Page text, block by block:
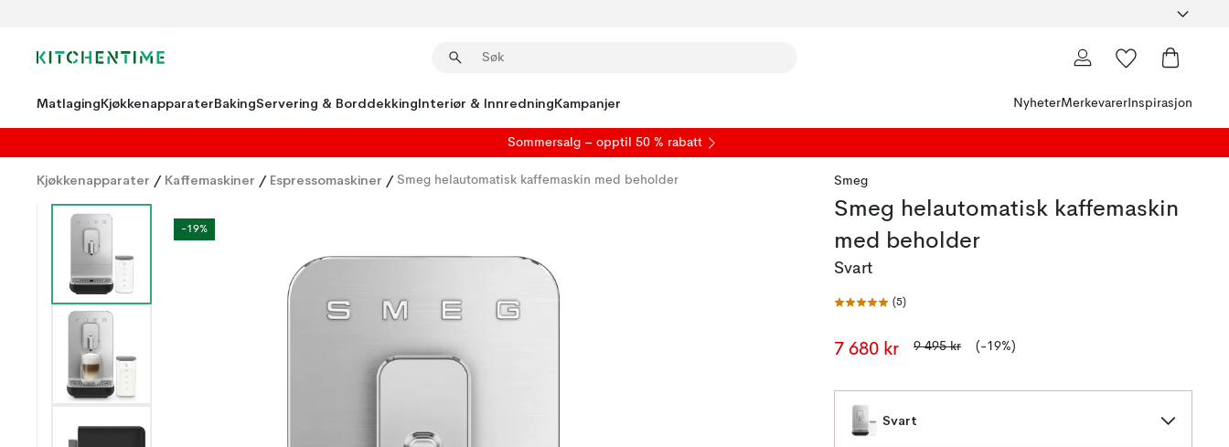
MatlagingKjøkkenapparaterBakingServering & BorddekkingInteriør & InnredningKampanjer NyheterMerkevarer Inspirasjon
Sommersalg – opptil 50 % rabatt
Kjøkkenapparater / Kaffemaskiner / Espressomaskiner / Smeg helautomatisk kaffemaskin med beholder
-19%
Smeg
Smeg helautomatisk kaffemaskin
med beholder
Svart
(5)
7 680 kr 9 495 kr (-19%)
Svart